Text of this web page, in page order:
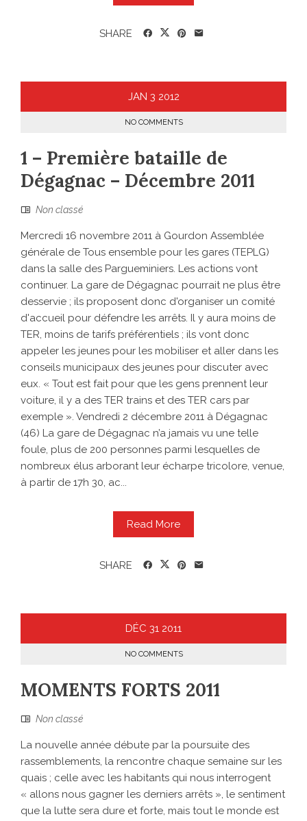
SHARE
JAN 3 2012
NO COMMENTS
1 – Première bataille de
Dégagnac – Décembre 2011
Non classé
Mercredi 16 novembre 2011 à Gourdon Assemblée
générale de Tous ensemble pour les gares (TEPLG)
dans la salle des Pargueminiers. Les actions vont
continuer. La gare de Dégagnac pourrait ne plus être
desservie ; ils proposent donc d'organiser un comité
d'accueil pour défendre les arrêts. Il y aura moins de
TER, moins de tarifs préférentiels ; ils vont donc
appeler les jeunes pour les mobiliser et aller dans les
conseils municipaux des jeunes pour discuter avec
eux. « Tout est fait pour que les gens prennent leur
voiture, il y a des TER trains et des TER cars par
exemple ». Vendredi 2 décembre 2011 à Dégagnac
(46) La gare de Dégagnac n’a jamais vu une telle
foule, plus de 200 personnes parmi lesquelles de
nombreux élus arborant leur écharpe tricolore, venue,
à partir de 17h 30, ac...
Read More
SHARE
DÉC 31 2011
NO COMMENTS
MOMENTS FORTS 2011
Non classé
La nouvelle année débute par la poursuite des
rassemblements, la rencontre chaque semaine sur les
quais ; celle avec les habitants qui nous interrogent
« allons nous gagner les derniers arrêts », le sentiment
que la lutte sera dure et forte, mais tout le monde est